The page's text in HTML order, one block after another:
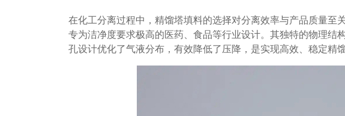
在化工分离过程中，精馏塔填料的选择对分离效率与产品质量至
专为洁净度要求极高的医药、食品等行业设计。其独特的物理结
孔设计优化了气液分布，有效降低了压降，是实现高效、稳定精